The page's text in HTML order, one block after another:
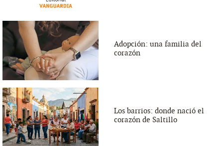
Adopción: una familia del
corazón
Los barrios: donde nació el
corazón de Saltillo